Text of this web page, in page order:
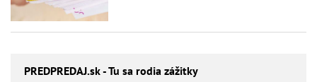
PREDPREDAJ.sk - Tu sa rodia zážitky